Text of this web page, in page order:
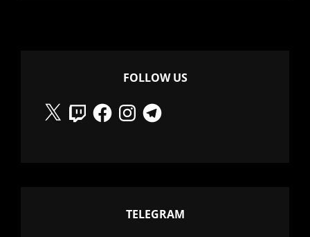
FOLLOW US
X
TwitchFacebookInstagramTelegram
TELEGRAM